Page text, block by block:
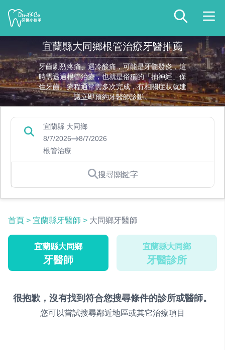
宜蘭縣大同鄉根管治療牙醫推薦
牙齒劇烈疼痛、遇冷酸痛，可能是牙髓發炎，這
時需透過根管治療，也就是俗稱的「抽神經」保
住牙齒。療程通常需多次完成，有相關症狀就建
議立即預約牙醫師診斷。
宜蘭縣 大同鄉
8/7/2026
8/7/2026
根管治療
搜尋關鍵字
首頁 > 宜蘭縣牙醫師 > 大同鄉牙醫師
宜蘭縣大同鄉
牙醫師
宜蘭縣大同鄉
牙醫診所
很抱歉，沒有找到符合您搜尋條件的診所或醫師。
您可以嘗試搜尋鄰近地區或其它治療項目